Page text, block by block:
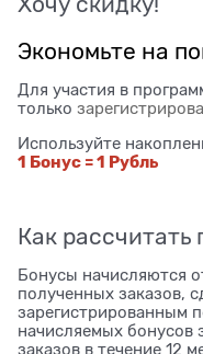
Экономьте на
Для участия в
только
Используйте
1 Бонус = 1 Рубль
Как рассчитать
Бонусы начисляются
полученных заказов,
зарегистрированным
начисляемых бонусов
заказов в течение 12